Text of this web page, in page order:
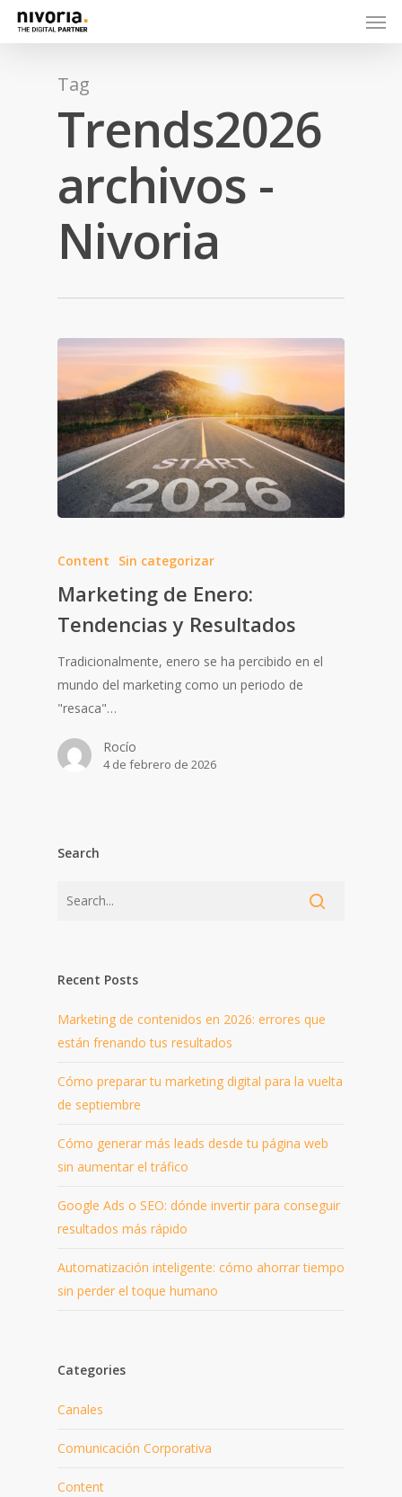
Tag
Trends2026
archivos -
Nivoria
Content Sin categorizar
Marketing de Enero:
Tendencias y Resultados
Tradicionalmente, enero se ha percibido en el
mundo del marketing como un periodo de
"resaca"…
Rocío
4 de febrero de 2026
Search
Recent Posts
Marketing de contenidos en 2026: errores que
están frenando tus resultados
Cómo preparar tu marketing digital para la vuelta
de septiembre
Cómo generar más leads desde tu página web
sin aumentar el tráfico
Google Ads o SEO: dónde invertir para conseguir
resultados más rápido
Automatización inteligente: cómo ahorrar tiempo
sin perder el toque humano
Categories
Canales
Comunicación Corporativa
Content